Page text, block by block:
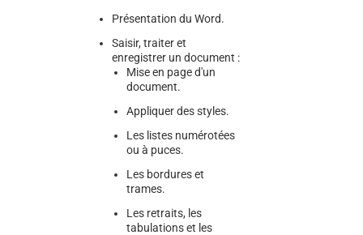
Présentation du Word.
Saisir, traiter et
enregistrer un document :
Mise en page d'un
document.
Appliquer des styles.
Les listes numérotées
ou à puces.
Les bordures et
trames.
Les retraits, les
tabulations et les